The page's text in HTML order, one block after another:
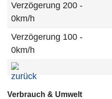
Verzögerung 200 -
0km/h
Verzögerung 100 -
0km/h
Verbrauch & Umwelt